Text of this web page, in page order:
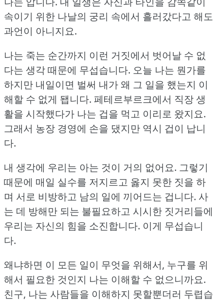
속이기 위한 나날의 궁리 속에서 흘러갔다고 해도
과언이 아니지요.
나는 죽는 순간까지 이런 거짓에서 벗어날 수 없
다는 생각 때문에 무섭습니다. 오늘 나는 뭔가를
하지만 내일이면 벌써 내가 왜 그 일을 했는지 이
해할 수 없게 됍니다. 페테르부르크에서 직장 생
활을 시작했다가 나는 겁을 먹고 이리로 왔지요.
그래서 농장 경영에 손을 댔지만 역시 겁이 납니
다.
내 생각에 우리는 아는 것이 거의 없어요. 그렇기
때문에 매일 실수를 저지르고 옳지 못한 짓을 하
며 서로 비방하고 남의 일에 끼어드는 겁니다. 사
는 데 방해만 되는 불필요하고 시시한 짓거리들에
우리는 자신의 힘을 소진합니다. 이게 무섭습니
다.
왜냐하면 이 모든 일이 무엇을 위해서, 누구를 위
해서 필요한 것인지 나는 이해할 수 없으니까요.
친구, 나는 사람들을 이해하지 못할뿐더러 두렵습